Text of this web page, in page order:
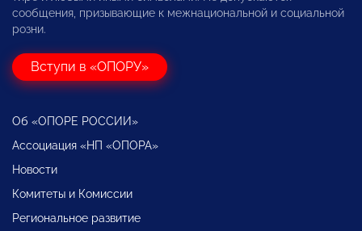
сообщения, призывающие к межнациональной и социальной
розни.
Вступи в «ОПОРУ»
Об «ОПОРЕ РОССИИ»
Ассоциация «НП «ОПОРА»
Новости
Комитеты и Комиссии
Региональное развитие